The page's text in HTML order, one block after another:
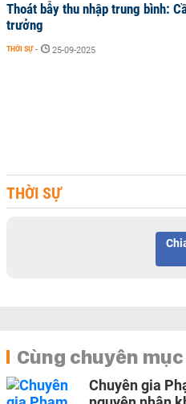
Thoát bẫy thu nhập trung bình:
trưởng
THỜI SỰ - 25-09-2025
THỜI SỰ
Cùng chuyên mục
Chuyên gia